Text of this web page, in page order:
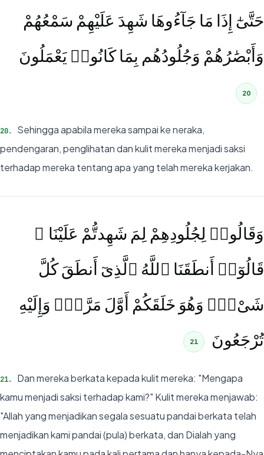
حَتَّىٰٓ إِذَا مَا جَآءُوهَا شَهِدَ عَلَيْهِمْ سَمْعُهُمْ
وَأَبْصَٰرُهُمْ وَجُلُودُهُم بِمَا كَانُوا۟ يَعْمَلُونَ
20
20.
Sehingga apabila mereka sampai ke neraka,
pendengaran, penglihatan dan kulit mereka menjadi saksi
terhadap mereka tentang apa yang telah mereka kerjakan.
وَقَالُوا۟ لِجُلُودِهِمْ لِمَ شَهِدتُّمْ عَلَيْنَا ۖ
قَالُوٓا۟ أَنطَقَنَا ٱللَّهُ ٱلَّذِىٓ أَنطَقَ كُلَّ
شَىْءٍۢ وَهُوَ خَلَقَكُمْ أَوَّلَ مَرَّةٍۢ وَإِلَيْهِ
تُرْجَعُونَ
21
21.
Dan mereka berkata kepada kulit mereka: "Mengapa
kamu menjadi saksi terhadap kami?" Kulit mereka menjawab:
"Allah yang menjadikan segala sesuatu pandai berkata telah
menjadikan kami pandai (pula) berkata, dan Dialah yang